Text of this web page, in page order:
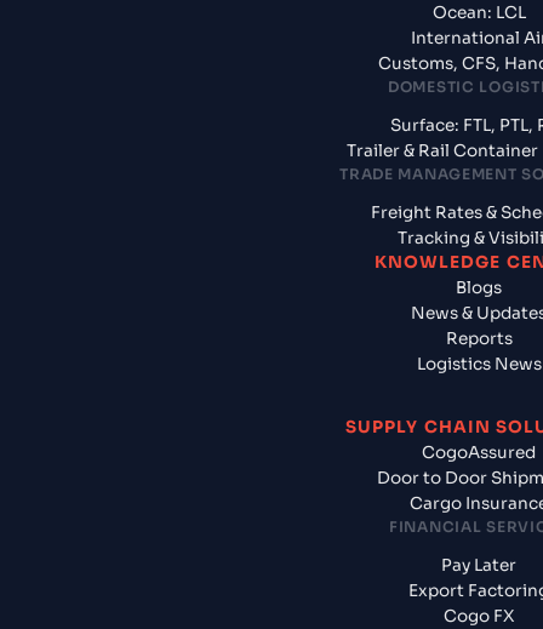
Ocean: LCL
International
Customs, CFS,
DOMESTIC
Surface: FTL, PTL,
Trailer & Rail Container
TRADE MANAGEMENT
Freight Rates &
Tracking &
KNOWLEDGE
Blogs
News &
Reports
Logistics News
SUPPLY CHAIN
CogoAssured
Door to Door
Cargo
FINANCIAL
Pay Later
Export
Cogo FX